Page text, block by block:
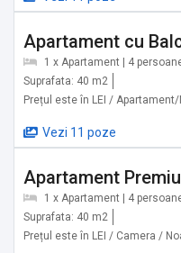
✔️ Biserica Neagră
✔️ Cetatea Brașovului
✔️ Piața Sfatului
✔️ Turnul Sfatului
✔️ Biserica Sfântul Nicolae
✔️ Strada Sforii
✔️ Bastionul Țesătorilor
✔️ Muzeul Prima Școală
✔️ Turnul Alb
✔️ Turnul Negru
✔️ Muzeul de Artă Brașov
Apartament cu
1 x Apartament | 4
Suprafata: 40 m2
Prețul este în LEI /
Vezi 11 poze
Apartament
1 x Apartament | 4
Suprafata: 40 m2
Prețul este în LEI / Camera /